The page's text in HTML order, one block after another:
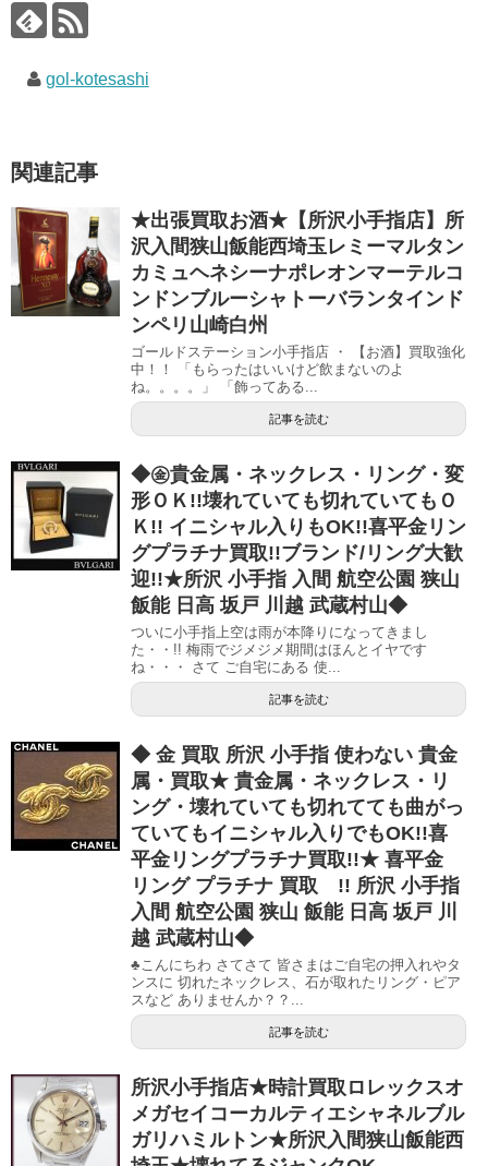
gol-kotesashi
関連記事
★出張買取お酒★【所沢小手指店】所
沢入間狭山飯能西埼玉レミーマルタン
カミュヘネシーナポレオンマーテルコ
ンドンブルーシャトーバランタインド
ンペリ山崎白州
ゴールドステーション小手指店 ・ 【お酒】買取強化
中！！ 「もらったはいいけど飲まないのよ
ね。。。。」 「飾ってある...
記事を読む
◆㊎貴金属・ネックレス・リング・変
形ＯＫ!!壊れていても切れていてもＯ
Ｋ!! イニシャル入りもOK!!喜平金リン
グプラチナ買取!!ブランド/リング大歓
迎!!★所沢 小手指 入間 航空公園 狭山
飯能 日高 坂戸 川越 武蔵村山◆
ついに小手指上空は雨が本降りになってきまし
た・・!! 梅雨でジメジメ期間はほんとイヤです
ね・・・ さて ご自宅にある 使...
記事を読む
◆ 金 買取 所沢 小手指 使わない 貴金
属・買取★ 貴金属・ネックレス・リ
ング・壊れていても切れてても曲がっ
ていてもイニシャル入りでもOK!!喜
平金リングプラチナ買取!!★ 喜平金
リング プラチナ 買取 !! 所沢 小手指
入間 航空公園 狭山 飯能 日高 坂戸 川
越 武蔵村山◆
♣こんにちわ さてさて 皆さまはご自宅の押入れやタ
ンスに 切れたネックレス、石が取れたリング・ピア
スなど ありませんか？？...
記事を読む
所沢小手指店★時計買取ロレックスオ
メガセイコーカルティエシャネルブル
ガリハミルトン★所沢入間狭山飯能西